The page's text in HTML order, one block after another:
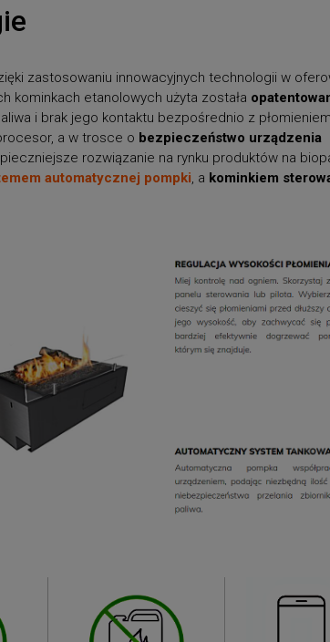
zastosowaniu innowacyjnych technologii w
kominkach etanolowych użyta została
i brak jego kontaktu bezpośrednio z
a w trosce o bezpieczeństwo urządzenia
rozwiązanie na rynku produktów na
automatycznej pompki, a kominkiem